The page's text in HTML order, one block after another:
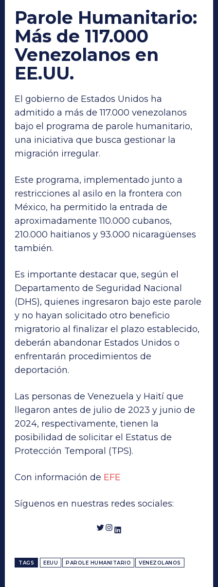
Parole Humanitario:
Más de 117.000
Venezolanos en
EE.UU.
El gobierno de Estados Unidos ha
admitido a más de 117.000 venezolanos
bajo el programa de parole humanitario,
una iniciativa que busca gestionar la
migración irregular.
Este programa, implementado junto a
restricciones al asilo en la frontera con
México, ha permitido la entrada de
aproximadamente 110.000 cubanos,
210.000 haitianos y 93.000 nicaragüenses
también.
Es importante destacar que, según el
Departamento de Seguridad Nacional
(DHS), quienes ingresaron bajo este parole
y no hayan solicitado otro beneficio
migratorio al finalizar el plazo establecido,
deberán abandonar Estados Unidos o
enfrentarán procedimientos de
deportación.
Las personas de Venezuela y Haití que
llegaron antes de julio de 2023 y junio de
2024, respectivamente, tienen la
posibilidad de solicitar el Estatus de
Protección Temporal (TPS).
Con información de EFE
Síguenos en nuestras redes sociales:
Twitter InstagramLinkedIn
TAGS EEUU PAROLE HUMANITARIO VENEZOLANOS